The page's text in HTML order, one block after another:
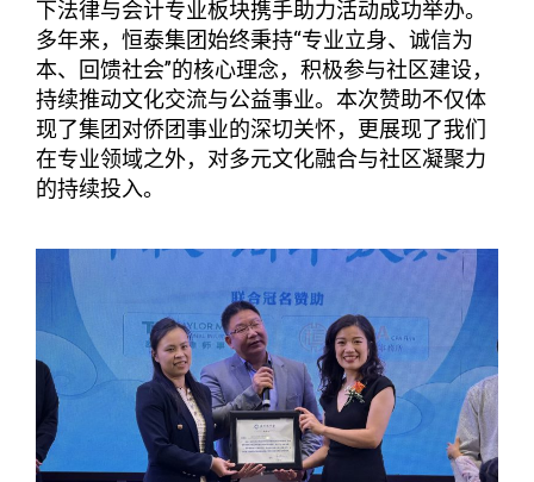
下法律与会计专业板块携手助力活动成功举办。
多年来，恒泰集团始终秉持“专业立身、诚信为
本、回馈社会”的核心理念，积极参与社区建设，
持续推动文化交流与公益事业。本次赞助不仅体
现了集团对侨团事业的深切关怀，更展现了我们
在专业领域之外，对多元文化融合与社区凝聚力
的持续投入。